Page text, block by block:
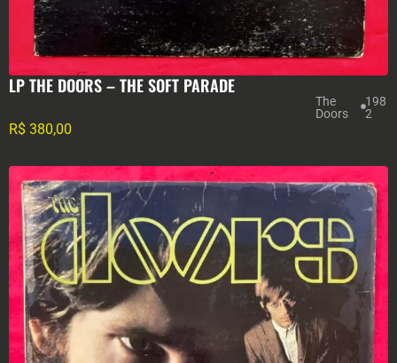
LP THE DOORS – THE SOFT PARADE
The
Doors
198
2
R$ 380,00